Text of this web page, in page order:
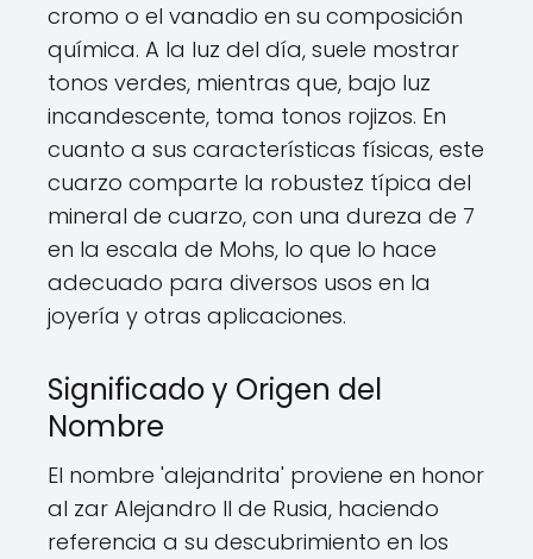
cromo o el vanadio en su composición
química. A la luz del día, suele mostrar
tonos verdes, mientras que, bajo luz
incandescente, toma tonos rojizos. En
cuanto a sus características físicas, este
cuarzo comparte la robustez típica del
mineral de cuarzo, con una dureza de 7
en la escala de Mohs, lo que lo hace
adecuado para diversos usos en la
joyería y otras aplicaciones.
Significado y Origen del
Nombre
El nombre 'alejandrita' proviene en honor
al zar Alejandro II de Rusia, haciendo
referencia a su descubrimiento en los